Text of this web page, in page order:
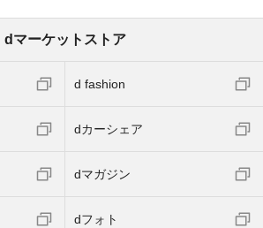
dマーケットストア
d fashion
dカーシェア
dマガジン
dフォト